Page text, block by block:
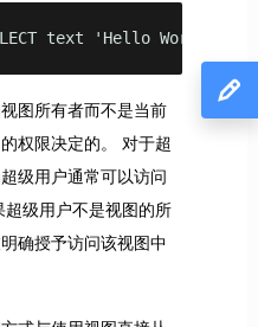
text 'Hello World'
图所有者而不是当前
权限决定的。 对于超
级用户通常可以访问
级用户不是视图的所
确授予访问该视图中